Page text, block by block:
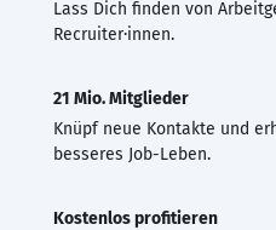
Lass Dich finden von
Recruiter·innen.
21 Mio. Mitglieder
Knüpf neue Kontakte und
besseres Job-Leben.
Kostenlos profitieren